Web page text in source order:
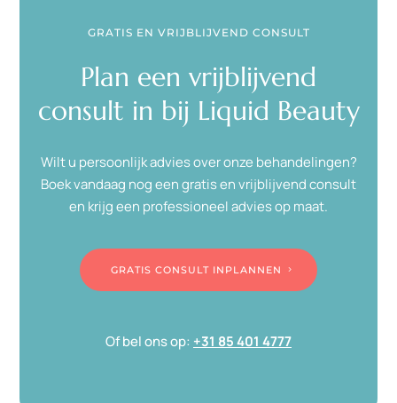
GRATIS EN VRIJBLIJVEND CONSULT
Plan een vrijblijvend
consult in bij Liquid Beauty
Wilt u persoonlijk advies over onze behandelingen?
Boek vandaag nog een gratis en vrijblijvend consult
en krijg een professioneel advies op maat.
GRATIS CONSULT INPLANNEN
Of bel ons op: +31 85 401 4777